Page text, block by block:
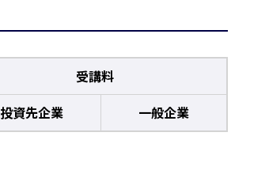
受講料
投資先企業
一般企業